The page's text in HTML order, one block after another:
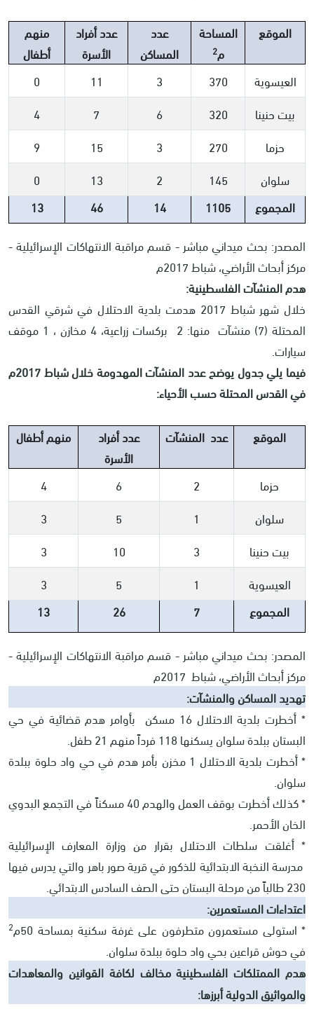
الموقع
المساحة
م2
عدد
المساكن
عدد أفراد
الأسرة
منهم
أطفال
العيسوية
370
3
11
0
بيت حنينا
320
6
7
4
حزما
270
3
15
9
سلوان
145
2
13
0
المجموع
1105
14
46
13
المصدر: بحث ميداني مباشر - قسم مراقبة الانتهاكات الإسرائيلية -
مركز أبحاث الأراضي، شباط 2017م
هدم المنشآت الفلسطينية:
خلال شهر شباط 2017 هدمت بلدية الاحتلال في شرقي القدس
المحتلة (7) منشآت منها: 2 بركسات زراعية، 4 مخازن ، 1 موقف
سيارات.
فيما يلي جدول يوضح عدد المنشآت المهدومة خلال شباط 2017م
في القدس المحتلة حسب الأحياء:
الموقع عدد المنشآت
عدد أفراد
الأسرة
منهم أطفال
حزما 2
6
4
سلوان
1
5
3
بيت حنينا
3
10
3
العيسوية
1
5
3
المجموع
7
26
13
المصدر: بحث ميداني مباشر - قسم مراقبة الانتهاكات الإسرائيلية -
مركز أبحاث الأراضي، شباط 2017م
تهديد المساكن والمنشآت:
* أخطرت بلدية الاحتلال 16 مسكن بأوامر هدم قضائية في حي
البستان ببلدة سلوان يسكنها 118 فرداً منهم 21 طفل.
* أخطرت بلدية الاحتلال 1 مخزن بأمر هدم في حي واد حلوة ببلدة
سلوان.
* كذلك أخطرت بوقف العمل والهدم 40 مسكناً في التجمع البدوي
الخان الأحمر.
* أغلقت سلطات الاحتلال بقرار من وزارة المعارف الإسرائيلية
مدرسة النخبة الابتدائية للذكور في قرية صور باهر والتي يدرس فيها
230 طالباً من مرحلة البستان حتى الصف السادس الابتدائي.
اعتداءات المستعمرين:
* استولى مستعمرون متطرفون على غرفة سكنية بمساحة 50م
2
في حوش قراعين بحي واد حلوة ببلدة سلوان.
هدم الممتلكات الفلسطينية مخالف لكافة القوانين والمعاهدات
والمواثيق الدولية أبرزها: